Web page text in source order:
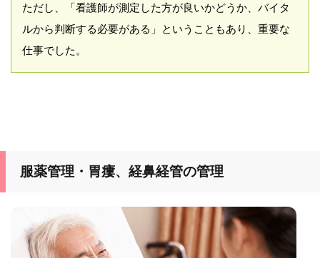
ただし、「看護師が測定した方が良いかどうか、バイタ
ルから判断する必要がある」ということもあり、重要な
仕事でした。
服薬管理・胃瘻、経鼻経管の管理